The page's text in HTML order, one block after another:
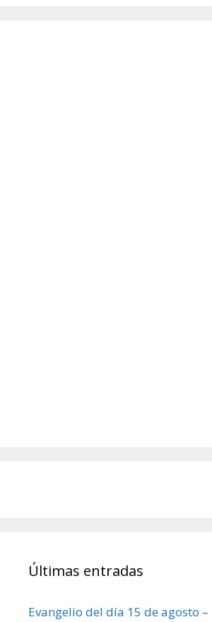
Últimas entradas
Evangelio del día 15 de agosto